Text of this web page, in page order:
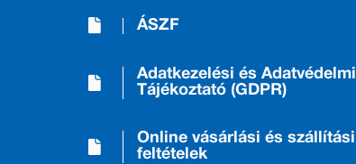
ÁSZF
Adatkezelési és Adatvédelmi
Tájékoztató (GDPR)
Online vásárlási és szállítási
feltételek